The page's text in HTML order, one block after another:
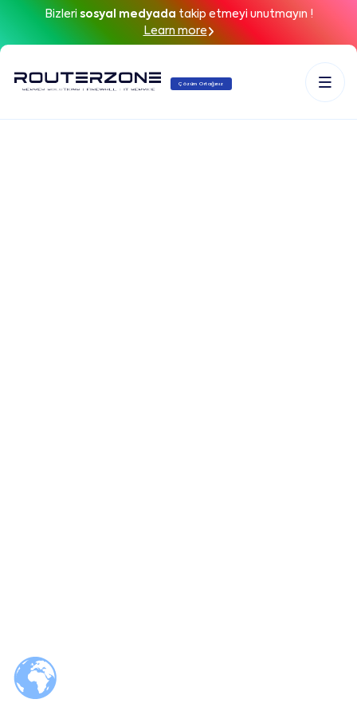
Bizleri sosyal medyada takip etmeyi unutmayın !
Learn more
Çözüm Ortağınız